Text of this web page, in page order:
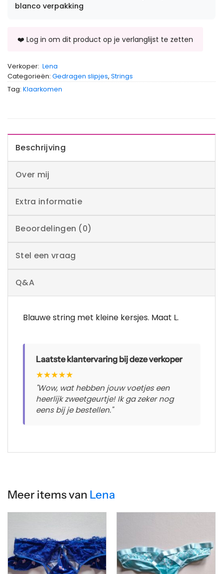
blanco verpakking
Verkoper: Lena
Categorieën: Gedragen slipjes, Strings
Tag: Klaarkomen
Beschrijving
Over mij
Extra informatie
Beoordelingen (0)
Stel een vraag
Q&A
Blauwe string met kleine kersjes. Maat L.
Laatste klantervaring bij deze verkoper
★★★★★
"Wow, wat hebben jouw voetjes een
heerlijk zweetgeurtje! Ik ga zeker nog
eens bij je bestellen."
Meer items van Lena